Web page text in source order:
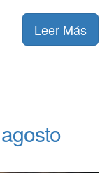
Leer Más